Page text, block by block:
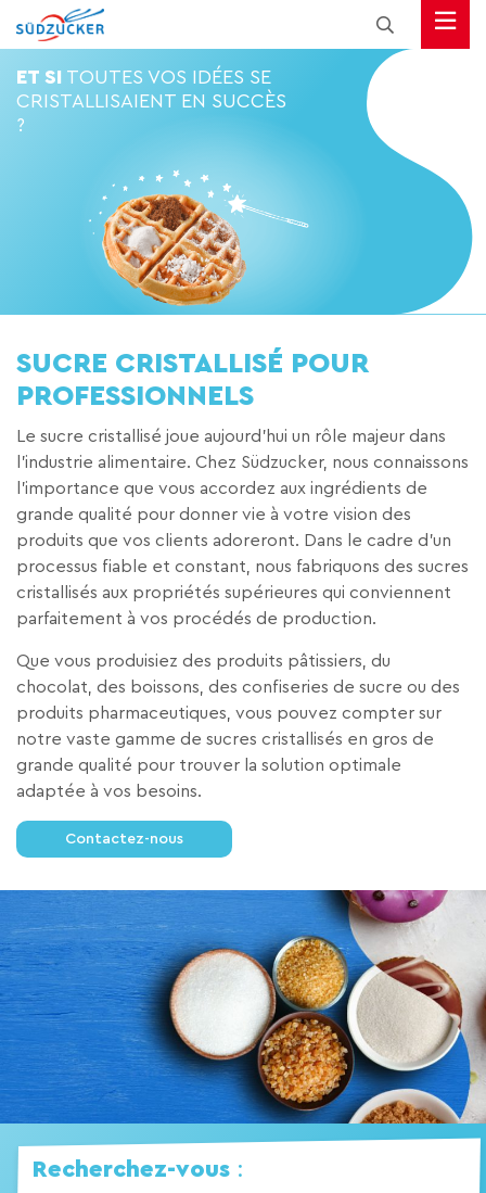
ET SI TOUTES VOS IDÉES SE
CRISTALLISAIENT EN SUCCÈS
?
SUCRE CRISTALLISÉ POUR
PROFESSIONNELS
Le sucre cristallisé joue aujourd’hui un rôle majeur dans
l’industrie alimentaire. Chez Südzucker, nous connaissons
l’importance que vous accordez aux ingrédients de
grande qualité pour donner vie à votre vision des
produits que vos clients adoreront. Dans le cadre d’un
processus fiable et constant, nous fabriquons des sucres
cristallisés aux propriétés supérieures qui conviennent
parfaitement à vos procédés de production.
Que vous produisiez des produits pâtissiers, du
chocolat, des boissons, des confiseries de sucre ou des
produits pharmaceutiques, vous pouvez compter sur
notre vaste gamme de sucres cristallisés en gros de
grande qualité pour trouver la solution optimale
adaptée à vos besoins.
Contactez-nous
Recherchez-vous :